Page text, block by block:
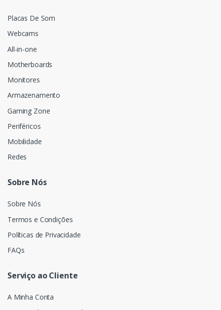
Placas De Som
Webcams
All-in-one
Motherboards
Monitores
Armazenamento
Gaming Zone
Periféricos
Mobilidade
Redes
Sobre Nós
Sobre Nós
Termos e Condições
Políticas de Privacidade
FAQs
Serviço ao Cliente
A Minha Conta